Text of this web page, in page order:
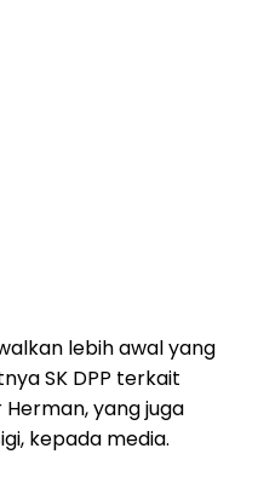
lebih awal yang
SK DPP terkait
Herman, yang juga
kepada media.